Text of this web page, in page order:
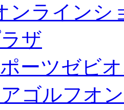
ンラインシ
ザ
ーツゼビ
ゴルフオ